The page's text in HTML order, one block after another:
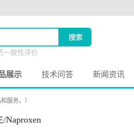
一致性评价
展示 技术问答 新闻资讯
服务。）
/Naproxen